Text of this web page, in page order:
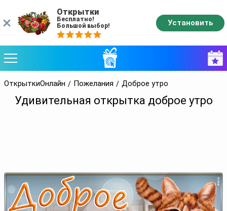
ОткрыткиОнлайн Пожелания Доброе утро
Удивительная открытка доброе утро
Открытки
Бесплатно!
Большой выбор!
Установить